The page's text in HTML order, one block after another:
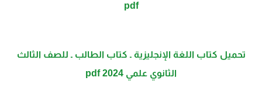
pdf
تحميل كتاب اللغة الإنجليزية ـ كتاب الطالب ـ للصف الثالث
الثانوي علمي 2024 pdf